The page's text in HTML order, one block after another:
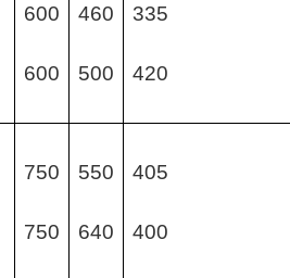
600
600
460
500
335
420
750
750
550
640
405
400